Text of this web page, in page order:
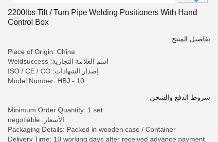
2200lbs Tilt / Turn Pipe Welding Positioners With Hand
Control Box
تفاصيل المنتج
Place of Origin: China
اسم العلامة التجارية: Weldsuccess
إصدار الشهادات: ISO / CE / CO
Model Number: HBJ - 10
شروط الدفع والشحن
Minimum Order Quantity: 1 set
الأسعار: negotiable
Packaging Details: Packed in wooden case / Container
Delivery Time: 10 working days after received advance payment